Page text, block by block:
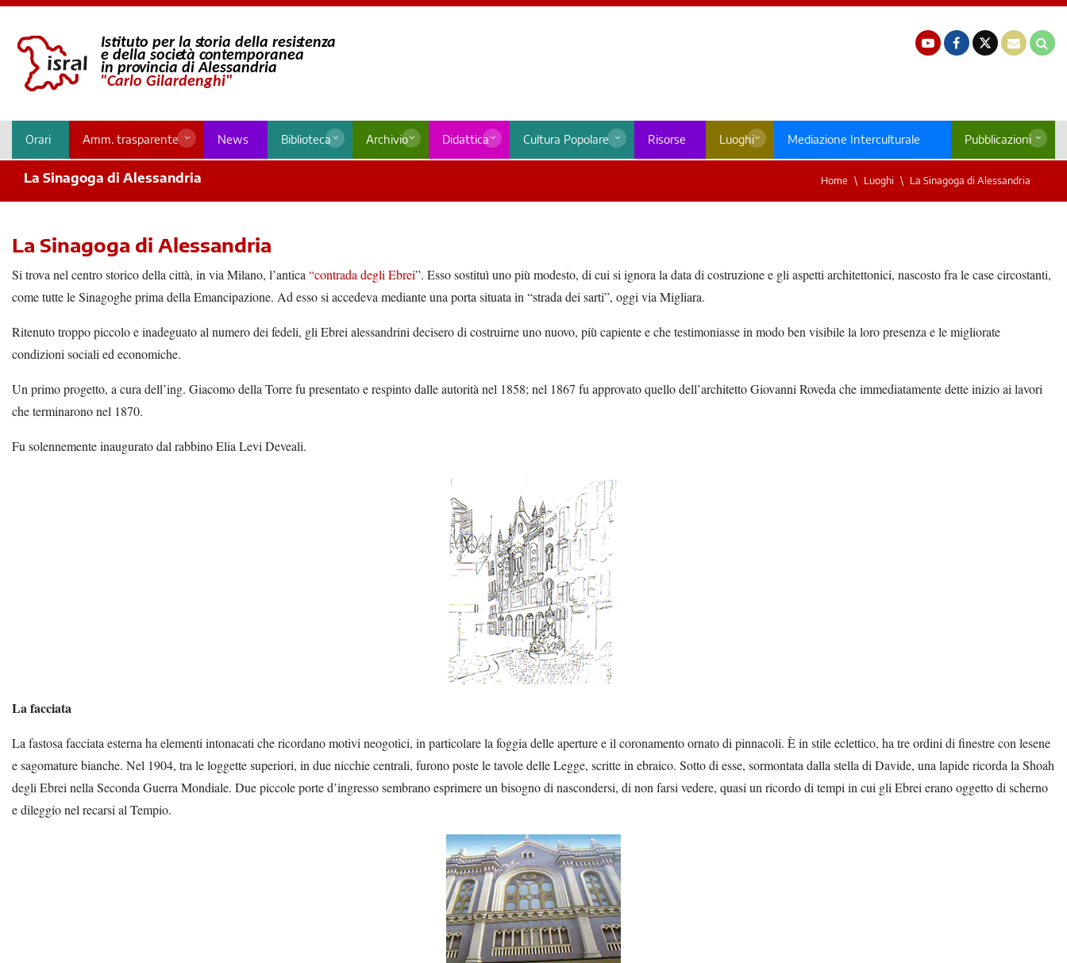
Orari Amm. trasparente News Biblioteca Archivio Didattica Cultura Popolare Risorse Luoghi Mediazione Interculturale Pubblicazioni
La Sinagoga di Alessandria Home Luoghi La Sinagoga di Alessandria
La Sinagoga di Alessandria
Si trova nel centro storico della città, in via Milano, l’antica“contrada degli Ebrei”. Esso sostituì uno più modesto, di cui si ignora la data di costruzione e gli aspetti architettonici, nascosto fra le case circostanti,
come tutte le Sinagoghe prima della Emancipazione. Ad esso si accedeva mediante una porta situata in “strada dei sarti”, oggi via Migliara.
Ritenuto troppo piccolo e inadeguato al numero dei fedeli, gli Ebrei alessandrini decisero di costruirne uno nuovo, più capiente e che testimoniasse in modo ben visibile la loro presenza e le migliorate
condizioni sociali ed economiche.
Un primo progetto, a cura dell’ing. Giacomo della Torre fu presentato e respinto dalle autorità nel 1858; nel 1867 fu approvato quello dell’architetto Giovanni Roveda che immediatamente dette inizio ai lavori
che terminarono nel 1870.
Fu solennemente inaugurato dal rabbino Elia Levi Deveali.
La facciata
La fastosa facciata esterna ha elementi intonacati che ricordano motivi neogotici, in particolare la foggia delle aperture e il coronamento ornato di pinnacoli. È in stile eclettico, ha tre ordini di finestre con lesene
e sagomature bianche. Nel 1904, tra le loggette superiori, in due nicchie centrali, furono poste le tavole delle Legge, scritte in ebraico. Sotto di esse, sormontata dalla stella di Davide, una lapide ricorda la Shoah
degli Ebrei nella Seconda Guerra Mondiale. Due piccole porte d’ingresso sembrano esprimere un bisogno di nascondersi, di non farsi vedere, quasi un ricordo di tempi in cui gli Ebrei erano oggetto di scherno
e dileggio nel recarsi al Tempio.